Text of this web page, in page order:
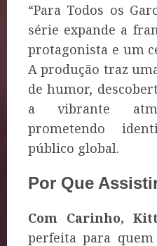
“Para Todos os
série expande a
protagonista e um
A produção traz
de humor,
a vibrante
prometendo
público global.
Por Que
Com Carinho,
perfeita para